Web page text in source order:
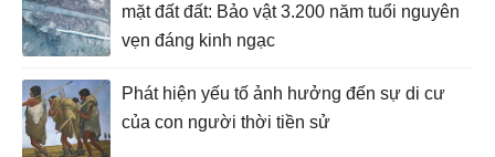
mặt đất đất: Bảo vật 3.200 năm tuổi nguyên
vẹn đáng kinh ngạc
Phát hiện yếu tố ảnh hưởng đến sự di cư
của con người thời tiền sử